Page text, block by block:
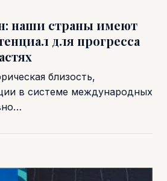
наши страны имеют
для прогресса
близость,
в системе международных